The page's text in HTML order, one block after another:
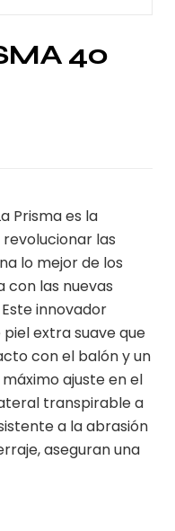
40
Prisma es la
las
lo mejor de los
con las nuevas
innovador
extra suave que
con el balón y un
ajuste en el
transpirable a
a la abrasión
aseguran una